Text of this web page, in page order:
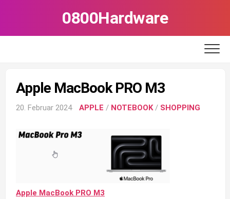
0800Hardware
Apple MacBook PRO M3
20. Februar 2024 APPLE / NOTEBOOK/ SHOPPING
Apple MacBook PRO M3